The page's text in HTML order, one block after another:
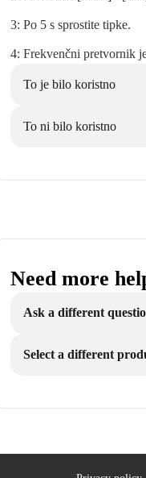
3: Po 5 s sprostite tipke.
4: Frekvenčni pretvornik
To je bilo koristno
To ni bilo koristno
Need more
Ask a different
Select a different